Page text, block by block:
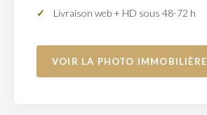
Livraison web + HD sous 48-72 h
VOIR LA PHOTO IMMOBILIÈRE